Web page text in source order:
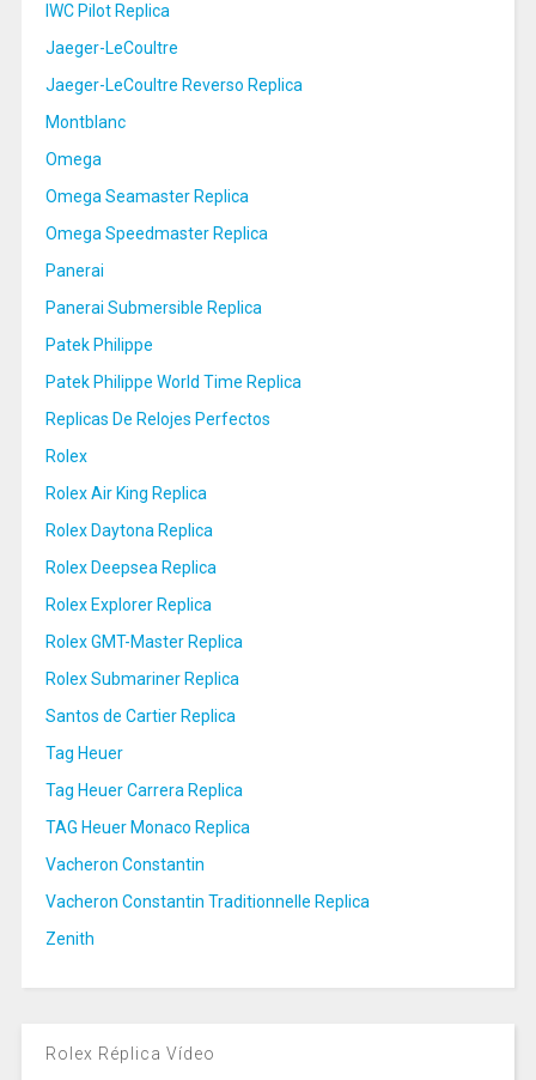
IWC Pilot Replica
Jaeger-LeCoultre
Jaeger-LeCoultre Reverso Replica
Montblanc
Omega
Omega Seamaster Replica
Omega Speedmaster Replica
Panerai
Panerai Submersible Replica
Patek Philippe
Patek Philippe World Time Replica
Replicas De Relojes Perfectos
Rolex
Rolex Air King Replica
Rolex Daytona Replica
Rolex Deepsea Replica
Rolex Explorer Replica
Rolex GMT-Master Replica
Rolex Submariner Replica
Santos de Cartier Replica
Tag Heuer
Tag Heuer Carrera Replica
TAG Heuer Monaco Replica
Vacheron Constantin
Vacheron Constantin Traditionnelle Replica
Zenith
Rolex Réplica Vídeo